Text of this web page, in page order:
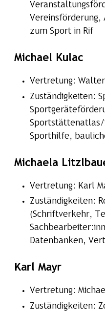
Vereinsförderung,
zum Sport in Rif
Michael Kulac
Vertretung:
Zuständigkeiten:
Sporthilfe,
Michaela
Vertretung: Karl
Zuständigkeiten:
(Schriftverkehr,
Datenbanken,
Karl Mayr
Vertretung:
Zuständigkeiten: